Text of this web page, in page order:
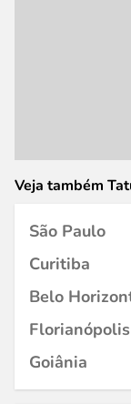
Veja também
São Paulo
Curitiba
Belo
Florianópolis
Goiânia